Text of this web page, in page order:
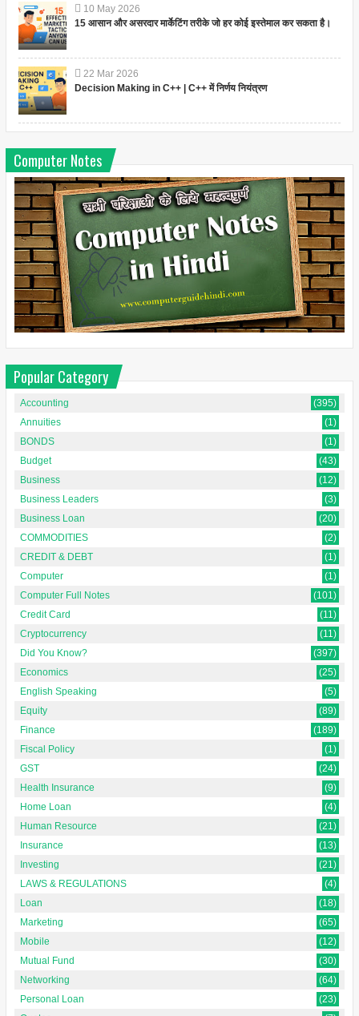
10 May 2026
15 आसान और असरदार मार्केटिंग तरीके जो हर कोई इस्तेमाल कर सकता है।
22 Mar 2026
Decision Making in C++ | C++ में निर्णय नियंत्रण
Computer Notes
Popular Category
Accounting
(395)
Annuities
(1)
BONDS
(1)
Budget
(43)
Business
(12)
Business Leaders
(3)
Business Loan
(20)
COMMODITIES
(2)
CREDIT & DEBT
(1)
Computer
(1)
Computer Full Notes
(101)
Credit Card
(11)
Cryptocurrency
(11)
Did You Know?
(397)
Economics
(25)
English Speaking
(5)
Equity
(89)
Finance
(189)
Fiscal Policy
(1)
GST
(24)
Health Insurance
(9)
Home Loan
(4)
Human Resource
(21)
Insurance
(13)
Investing
(21)
LAWS & REGULATIONS
(4)
Loan
(18)
Marketing
(65)
Mobile
(12)
Mutual Fund
(30)
Networking
(64)
Personal Loan
(23)